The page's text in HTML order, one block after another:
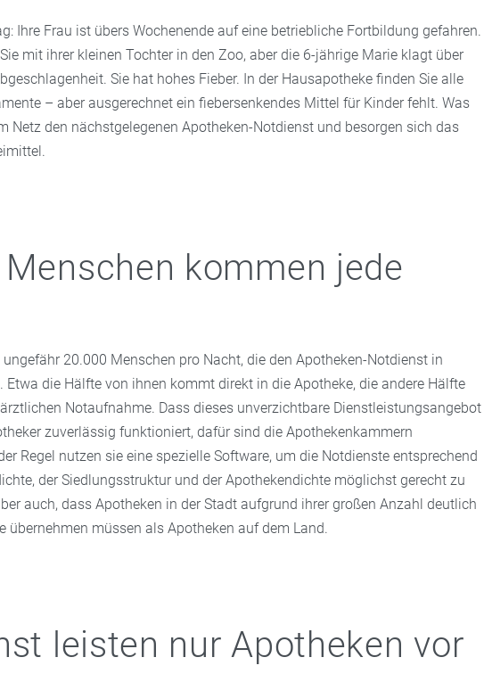
Ihre Frau ist übers Wochenende auf eine betriebliche Fortbildung gefahren.
mit ihrer kleinen Tochter in den Zoo, aber die 6-jährige Marie klagt über
Sie hat hohes Fieber. In der Hausapotheke finden Sie alle
– aber ausgerechnet ein fiebersenkendes Mittel für Kinder fehlt. Was
Netz den nächstgelegenen Apotheken-Notdienst und besorgen sich das
kommen jede
20.000 Menschen pro Nacht, die den Apotheken-Notdienst in
Etwa die Hälfte von ihnen kommt direkt in die Apotheke, die andere Hälfte
Notaufnahme. Dass dieses unverzichtbare Dienstleistungsangebot
zuverlässig funktioniert, dafür sind die Apothekenkammern
Regel nutzen sie eine spezielle Software, um die Notdienste entsprechend
der Siedlungsstruktur und der Apothekendichte möglichst gerecht zu
auch, dass Apotheken in der Stadt aufgrund ihrer großen Anzahl deutlich
übernehmen müssen als Apotheken auf dem Land.
leisten nur Apotheken vor